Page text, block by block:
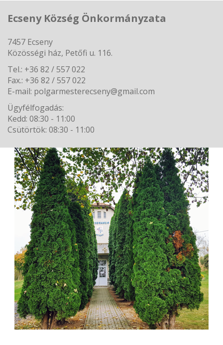
Ecseny Község Önkormányzata
7457 Ecseny
Közösségi ház, Petőfi u. 116.
Tel.: +36 82 / 557 022
Fax.: +36 82 / 557 022
E-mail: polgarmesterecseny@gmail.com
Ügyfélfogadás:
Kedd: 08:30 - 11:00
Csütörtök: 08:30 - 11:00